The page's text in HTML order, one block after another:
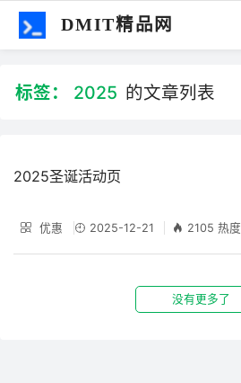
DMIT精品网
标签： 2025 的文章列表
2025圣诞活动页
优惠 2025-12-21 2105 热度
没有更多了